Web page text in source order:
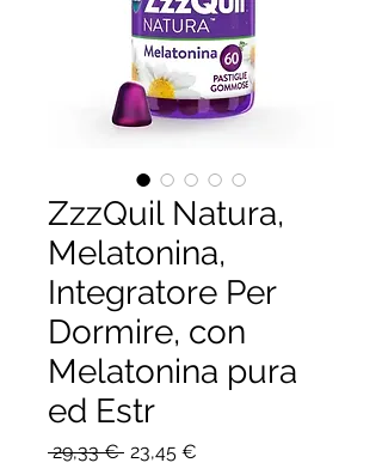
ZzzQuil Natura,
Melatonina,
Integratore Per
Dormire, con
Melatonina pura
ed Estr
29,33 € Prezzo
23,45 €